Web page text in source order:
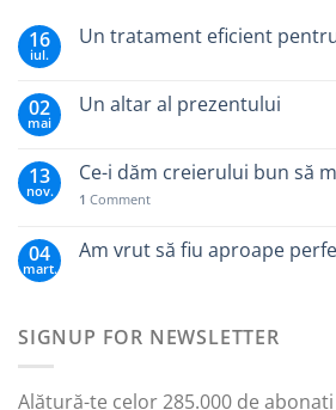
16
iul.
Un tratament eficient
02
mai
Un altar al prezentului
13
nov.
Ce-i dăm creierului bun să
1 Comment
04
mart.
Am vrut să fiu aproape
SIGNUP FOR NEWSLETTER
Alătură-te celor 285.000 de